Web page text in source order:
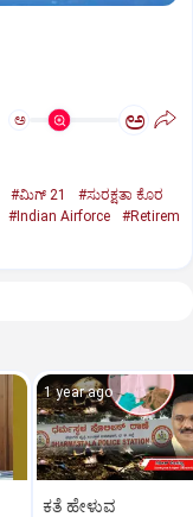
ಅ ಅ
#ಮಿಗ್‌ 21
#ಸುರಕ್ಷತಾ ಕೊರ
#Indian Airforce
#Retirem
1 year ago
ಕತೆ ಹೇಳುವ